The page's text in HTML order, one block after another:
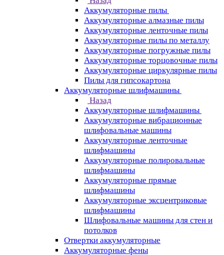
Аккумуляторные пилы
Аккумуляторные алмазные пилы
Аккумуляторные ленточные пилы
Аккумуляторные пилы по металлу
Аккумуляторные погружные пилы
Аккумуляторные торцовочные пилы
Аккумуляторные циркулярные пилы
Пилы для гипсокартона
Аккумуляторные шлифмашины
Назад
Аккумуляторные шлифмашины
Аккумуляторные вибрационные
шлифовальные машины
Аккумуляторные ленточные
шлифмашины
Аккумуляторные полировальные
шлифмашины
Аккумуляторные прямые
шлифмашины
Аккумуляторные эксцентриковые
шлифмашины
Шлифовальные машины для стен и
потолков
Отвертки аккумуляторные
Аккумуляторные фены